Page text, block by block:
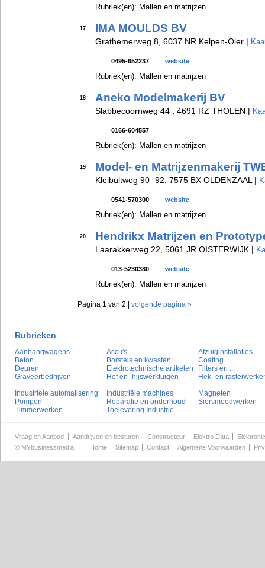
Rubriek(en): Mallen en matrijzen
17 IMA MOULDS BV
Grathemerweg 8, 6037 NR Kelpen-Oler |
0495-652237 website
Rubriek(en): Mallen en matrijzen
18 Aneko Modelmakerij BV
Slabbecoornweg 44 , 4691 RZ THOLEN |
0166-604557
Rubriek(en): Mallen en matrijzen
19 Model- en Matrijzenmakerij
Kleibultweg 90 -92, 7575 BX OLDENZAAL |
0541-570300 website
Rubriek(en): Mallen en matrijzen
20 Hendrikx Matrijzen en
Laarakkerweg 22, 5061 JR OISTERWIJK |
013-5230380 website
Rubriek(en): Mallen en matrijzen
Pagina 1 van 2 | volgende pagina »
Rubrieken
Aanhangwagens Accu's
Afzuiginstallaties
Beton
Borstels en kwasten
Coating
Deuren
Elektrotechnische artikelen
Filters en ...
Graveerbedrijven
Hef en -hijswerktuigen
Hek- en
Industriële automatisering
Industriële machines
Magneten
Pompen
Reparatie en onderhoud
Siersmeedwerken
Timmerwerken
Toelevering Industrie
Vraag en Aanbod Aandrijven en besturen Constructeur Elektro Data
© MYbusinessmedia Home Sitemap Contact Algemene Voorwaarden